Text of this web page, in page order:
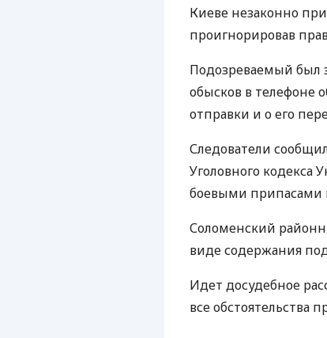
Киеве незаконно
проигнорировав
Подозреваемый был
обысков в
отправки и о его
Следователи
Уголовного
боевыми припасами
Соломенский
виде содержания
Идет досудебное
все обстоятельства